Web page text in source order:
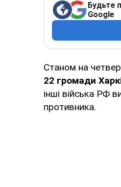
Будьте
Google
Станом на
22 громади
інші війська РФ
противника.